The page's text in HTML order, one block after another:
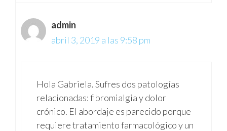
admin
abril 3, 2019 a las 9:58 pm
Hola Gabriela. Sufres dos patologías
relacionadas: fibromialgia y dolor
crónico. El abordaje es parecido porque
requiere tratamiento farmacológico y un